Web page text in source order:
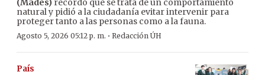
(Mades) recordó que se trata de un comportamiento
natural y pidió a la ciudadanía evitar intervenir para
proteger tanto a las personas como a la fauna.
Agosto 5, 2026 05:12 p. m. · Redacción ÚH
País